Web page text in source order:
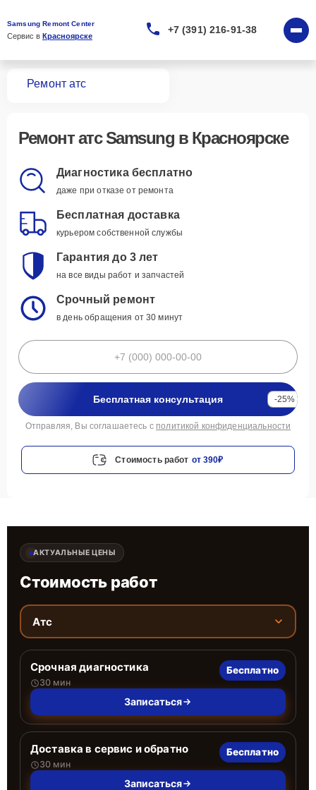
Samsung Remont Center
Сервис в Красноярске
+7 (391) 216-91-38
Ремонт атс
Ремонтатс Samsung в Красноярске
Диагностика бесплатно
даже при отказе от ремонта
Бесплатная доставка
курьером собственной службы
Гарантия до 3 лет
на все виды работ и запчастей
Срочный ремонт
в день обращения от 30 минут
Бесплатная консультация -25%
Отправляя, Вы соглашаетесь с политикой конфиденциальности
Стоимость работ от 390₽
АКТУАЛЬНЫЕ ЦЕНЫ
Стоимость работ
Атс
Срочная диагностика
30 мин
Бесплатно
Записаться
Доставка в сервис и обратно
30 мин
Бесплатно
Записаться